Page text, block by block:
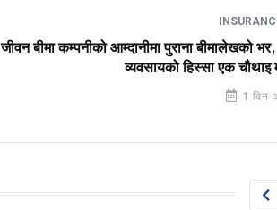
जीवन बीमा कम्पनीको आम्दानीमा पुराना बीमालेखको
व्यवसायको हिस्सा एक चौथाइ
1 दिन